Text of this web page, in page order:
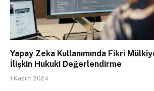
Yapay Zeka Kullanımında Fikri
İlişkin Hukuki Değerlendirme
1 Kasım 2024